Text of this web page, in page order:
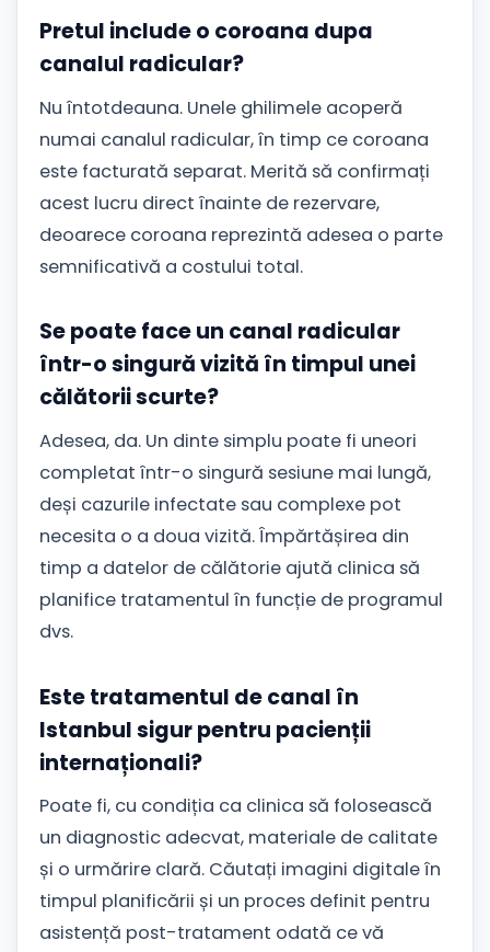
Pretul include o coroana dupa
canalul radicular?
Nu întotdeauna. Unele ghilimele acoperă
numai canalul radicular, în timp ce coroana
este facturată separat. Merită să confirmați
acest lucru direct înainte de rezervare,
deoarece coroana reprezintă adesea o parte
semnificativă a costului total.
Se poate face un canal radicular
într-o singură vizită în timpul unei
călătorii scurte?
Adesea, da. Un dinte simplu poate fi uneori
completat într-o singură sesiune mai lungă,
deși cazurile infectate sau complexe pot
necesita o a doua vizită. Împărtășirea din
timp a datelor de călătorie ajută clinica să
planifice tratamentul în funcție de programul
dvs.
Este tratamentul de canal în
Istanbul sigur pentru pacienții
internaționali?
Poate fi, cu condiția ca clinica să folosească
un diagnostic adecvat, materiale de calitate
și o urmărire clară. Căutați imagini digitale în
timpul planificării și un proces definit pentru
asistență post-tratament odată ce vă